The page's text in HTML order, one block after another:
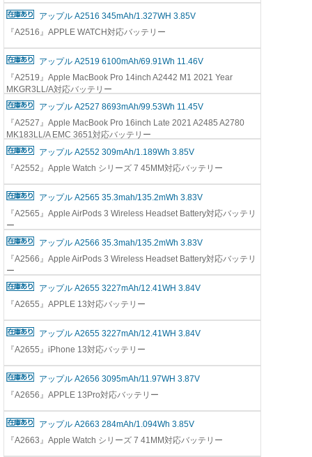
アップル A2516 345mAh/1.327WH 3.85V
『A2516』APPLE WATCH対応バッテリー
アップル A2519 6100mAh/69.91Wh 11.46V
『A2519』Apple MacBook Pro 14inch A2442 M1 2021 Year
MKGR3LL/A対応バッテリー
アップル A2527 8693mAh/99.53Wh 11.45V
『A2527』Apple MacBook Pro 16inch Late 2021 A2485 A2780
MK183LL/A EMC 3651対応バッテリー
アップル A2552 309mAh/1.189Wh 3.85V
『A2552』Apple Watch シリーズ 7 45MM対応バッテリー
アップル A2565 35.3mah/135.2mWh 3.83V
『A2565』Apple AirPods 3 Wireless Headset Battery対応バッテリ
ー
アップル A2566 35.3mah/135.2mWh 3.83V
『A2566』Apple AirPods 3 Wireless Headset Battery対応バッテリ
ー
アップル A2655 3227mAh/12.41WH 3.84V
『A2655』APPLE 13対応バッテリー
アップル A2655 3227mAh/12.41WH 3.84V
『A2655』iPhone 13対応バッテリー
アップル A2656 3095mAh/11.97WH 3.87V
『A2656』APPLE 13Pro対応バッテリー
アップル A2663 284mAh/1.094Wh 3.85V
『A2663』Apple Watch シリーズ 7 41MM対応バッテリー